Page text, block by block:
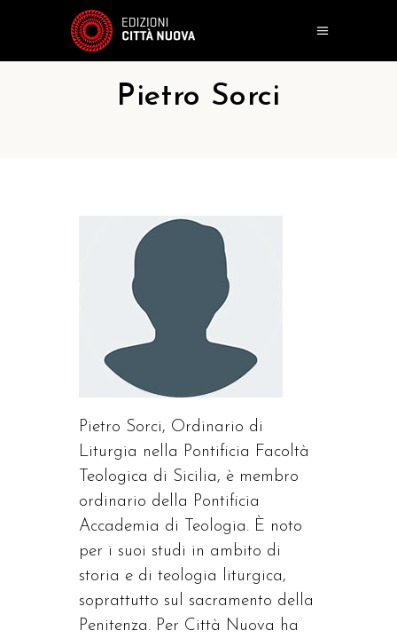
Pietro Sorci
Pietro Sorci, Ordinario di
Liturgia nella Pontificia Facoltà
Teologica di Sicilia, è membro
ordinario della Pontificia
Accademia di Teologia. È noto
per i suoi studi in ambito di
storia e di teologia liturgica,
soprattutto sul sacramento della
Penitenza. Per Città Nuova ha